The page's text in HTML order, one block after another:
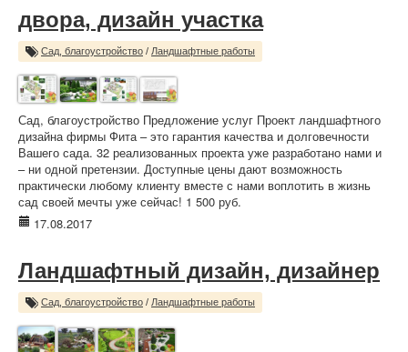
двора, дизайн участка
Сад, благоустройство / Ландшафтные работы
Сад, благоустройство Предложение услуг Проект ландшафтного
дизайна фирмы Фита – это гарантия качества и долговечности
Вашего сада. 32 реализованных проекта уже разработано нами и
– ни одной претензии. Доступные цены дают возможность
практически любому клиенту вместе с нами воплотить в жизнь
сад своей мечты уже сейчас! 1 500 руб.
17.08.2017
Ландшафтный дизайн, дизайнер
Сад, благоустройство / Ландшафтные работы